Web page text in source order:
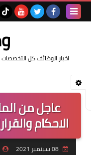
اخبار الوظائف كل
عاجل من
الاحكام
08 سبتمبر 2021